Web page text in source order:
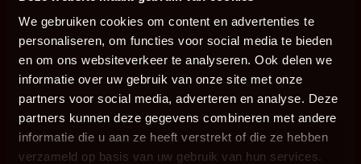
We gebruiken cookies om content en advertenties te
personaliseren, om functies voor social media te bieden
en om ons websiteverkeer te analyseren. Ook delen we
informatie over uw gebruik van onze site met onze
partners voor social media, adverteren en analyse. Deze
partners kunnen deze gegevens combineren met andere
informatie die u aan ze heeft verstrekt of die ze hebben
verzameld op basis van uw gebruik van hun services.